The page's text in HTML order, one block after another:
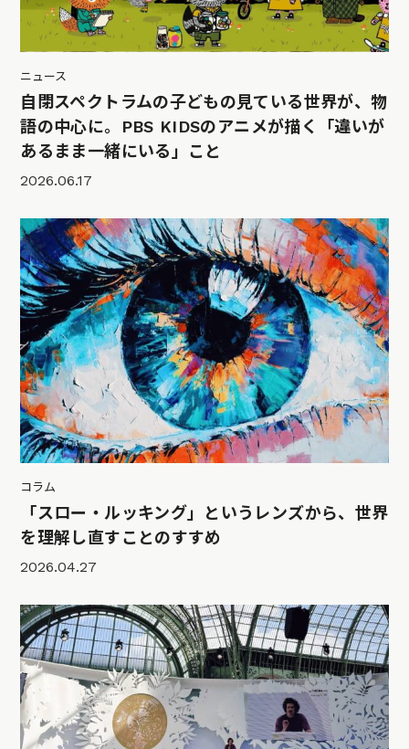
ニュース
自閉スペクトラムの子どもの見ている世界が、物
語の中心に。PBS KIDSのアニメが描く「違いが
あるまま一緒にいる」こと
2026.06.17
コラム
「スロー・ルッキング」というレンズから、世界
を理解し直すことのすすめ
2026.04.27